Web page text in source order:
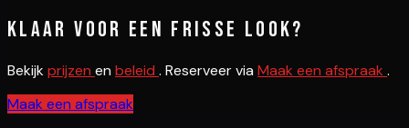
Klaar voor een frisse look?
Bekijkprijzen en beleid . Reserveer via Maak een afspraak .
Maak een afspraak